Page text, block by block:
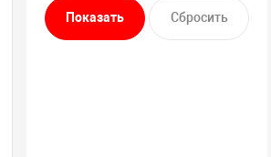
Компрессорное оборудование